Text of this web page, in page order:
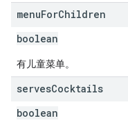
menuForChildren
boolean
有儿童菜单。
servesCocktails
boolean